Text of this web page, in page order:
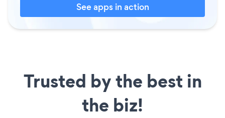
See apps in action
Trusted by the best in
the biz!